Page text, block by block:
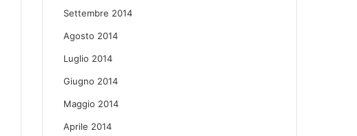
Settembre 2014
Agosto 2014
Luglio 2014
Giugno 2014
Maggio 2014
Aprile 2014